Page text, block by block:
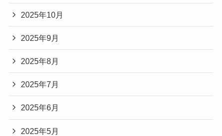
2025年10月
2025年9月
2025年8月
2025年7月
2025年6月
2025年5月